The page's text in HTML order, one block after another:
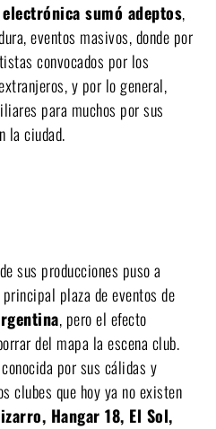
sumó adeptos,
eventos masivos, donde por
convocados por los
y por lo general,
para muchos por sus
la ciudad.
sus producciones puso a
plaza de eventos de
, pero el efecto
del mapa la escena club.
por sus cálidas y
clubes que hoy ya no existen
Hangar 18, El Sol,